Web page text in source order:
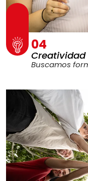
04
Creatividad
Buscamos